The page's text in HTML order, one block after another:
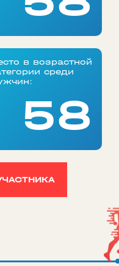
в возрастной
среди
58